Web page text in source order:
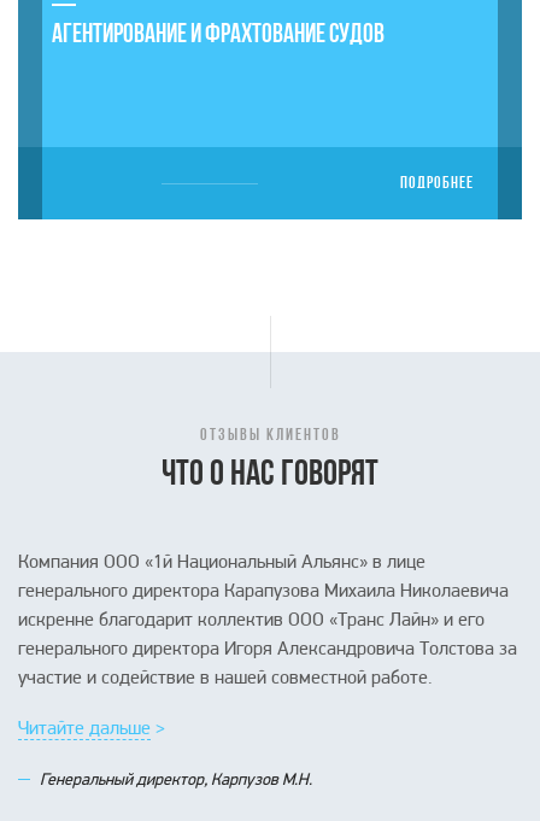
АГЕНТИРОВАНИЕ И ФРАХТОВАНИЕ СУДОВ
ПОДРОБНЕЕ
ОТЗЫВЫ КЛИЕНТОВ
ЧТО О НАС ГОВОРЯТ
Компания ООО «1й Национальный Альянс» в лице
генерального директора Карапузова Михаила Николаевича
искренне благодарит коллектив ООО «Транс Лайн» и его
генерального директора Игоря Александровича Толстова за
участие и содействие в нашей совместной работе.
Читайте дальше >
Генеральный директор, Карпузов М.Н.